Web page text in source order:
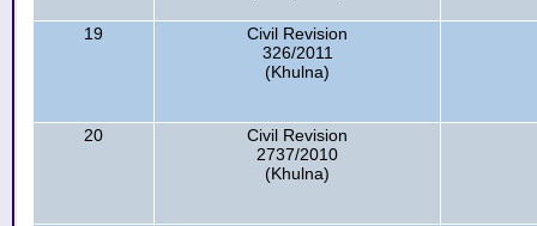
19
Civil Revision
326/2011
(Khulna)
20
Civil Revision
2737/2010
(Khulna)